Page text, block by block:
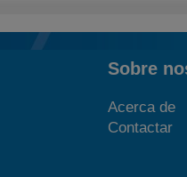
Sobre
Acerca de
Contactar